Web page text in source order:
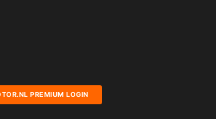
PREMIUM LOGIN